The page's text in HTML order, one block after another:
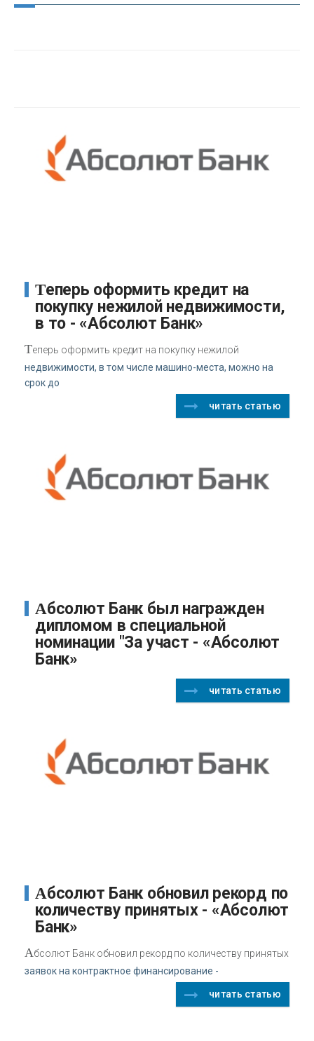
Теперь оформить кредит на
покупку нежилой недвижимости,
в то - «Абсолют Банк»
Теперь оформить кредит на покупку нежилой
недвижимости, в том числе машино-места, можно на
срок до
читать статью
Абсолют Банк был награжден
дипломом в специальной
номинации "За участ - «Абсолют
Банк»
читать статью
Абсолют Банк обновил рекорд по
количеству принятых - «Абсолют
Банк»
Абсолют Банк обновил рекорд по количеству принятых
заявок на контрактное финансирование -
читать статью